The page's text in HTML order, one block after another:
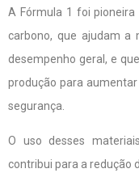
A Fórmula 1 foi
carbono, que ajudam a
desempenho geral, e
produção para
segurança.
O uso desses
contribui para a redução